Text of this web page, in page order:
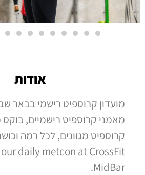
אודות
מועדון קרוספיט רישמי בבאר
מאמני קרוספיט רישמיים, בוקס
קרוספיט מגוונים, לכל רמה
daily metcon at CrossFit
MidBar.